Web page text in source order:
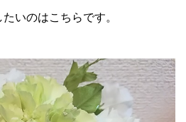
いのはこちらです。